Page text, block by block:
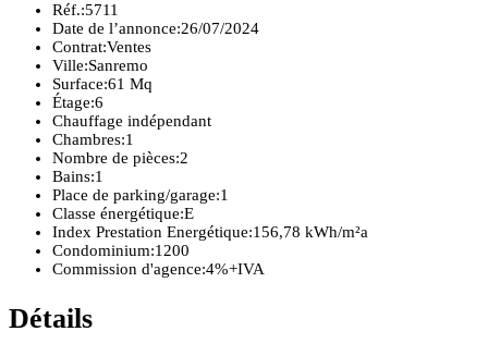
Réf.:5711
Date de l’annonce:26/07/2024
Contrat:Ventes
Ville:Sanremo
Surface:61 Mq
Étage:6
Chauffage indépendant
Chambres:1
Nombre de pièces:2
Bains:1
Place de parking/garage:1
Classe énergétique:E
Index Prestation Energétique:156,78 kWh/m²a
Condominium:1200
Commission d'agence:4%+IVA
Détails